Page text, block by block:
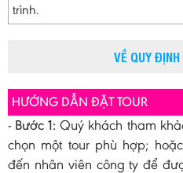
trình.
VỀ QUY
HƯỚNG DẪN ĐẶT TOUR
- Bước 1: Quý khách tham
chọn một tour phù hợp;
đến nhân viên công ty để